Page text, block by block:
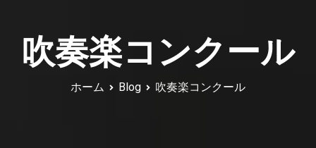
吹奏楽コンクール
ホーム Blog 吹奏楽コンクール